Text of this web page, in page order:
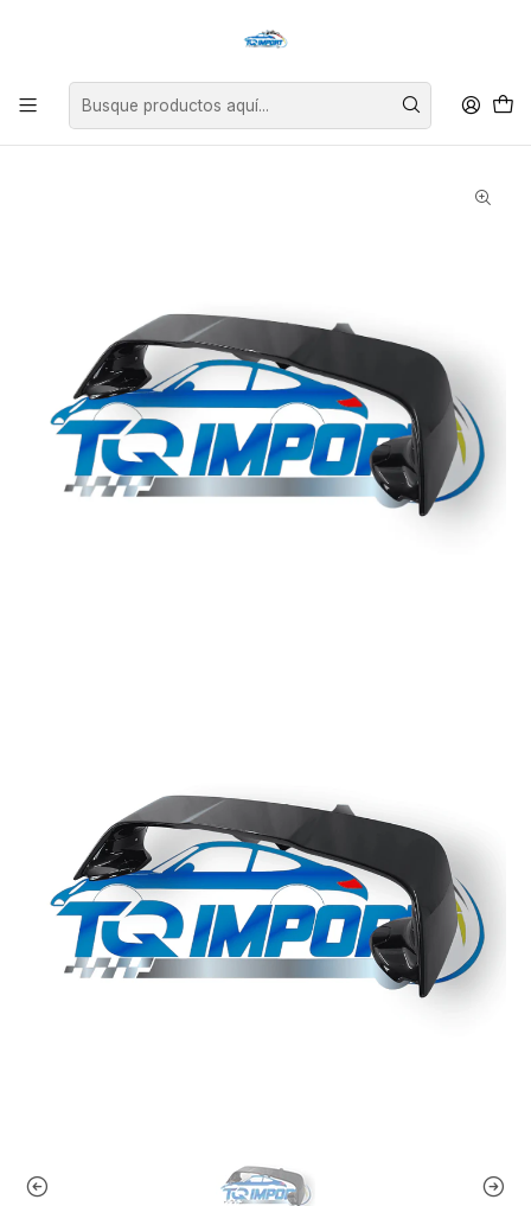
Asesoría personalizada para encontrar el repuesto perfecto para tu
Inicio Exterior Alerones Aleron Mitsubishi EVO X